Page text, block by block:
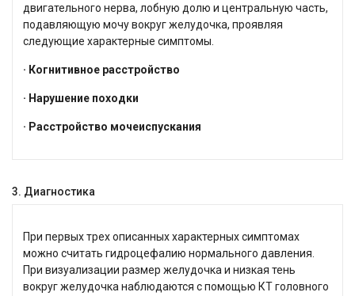
двигательного нерва, лобную долю и центральную часть,
подавляющую мочу вокруг желудочка, проявляя
следующие характерные симптомы.
· Когнитивное расстройство
· Нарушение походки
· Расстройство мочеиспускания
3. Диагностика
При первых трех описанных характерных симптомах
можно считать гидроцефалию нормального давления.
При визуализации размер желудочка и низкая тень
вокруг желудочка наблюдаются с помощью КТ головного